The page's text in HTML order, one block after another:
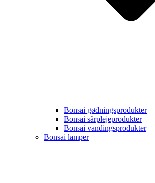
Bonsai gødningsprodukter
Bonsai sårplejeprodukter
Bonsai vandingsprodukter
Bonsai lamper